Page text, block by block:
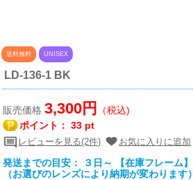
送料無料 UNISEX
LD-136-1 BK
販売価格3,300円
（税込)
ポイント：33 pt
レビューを見る(2件) お気に入りに追加
発送までの目安： ３日～ 【在庫フレーム】
（お選びのレンズにより納期が変わります）